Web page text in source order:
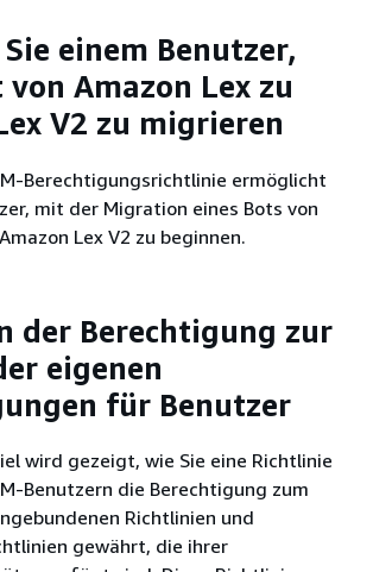
einem Benutzer,
von Amazon Lex zu
V2 zu migrieren
Berechtigungsrichtlinie ermöglicht
mit der Migration eines Bots von
Lex V2 zu beginnen.
der Berechtigung zur
eigenen
für Benutzer
wird gezeigt, wie Sie eine Richtlinie
Benutzern die Berechtigung zum
Richtlinien und
gewährt, die ihrer